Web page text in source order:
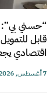
“حسني بي”:
قابل
اقتصادي
7 أغسطس, 2026